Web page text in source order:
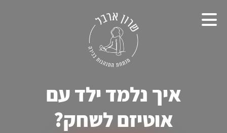
איך נלמד ילד עם
אוטיזם לשחק?